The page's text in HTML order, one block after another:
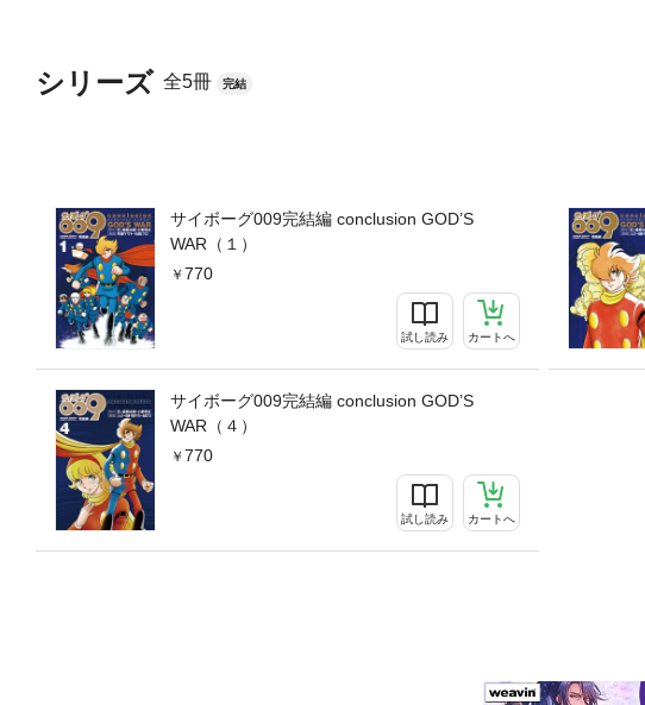
シリーズ 全5冊 完結
サイボーグ009完結編 conclusion GOD’S
WAR（１）
770
試し読み カートへ
サイボーグ009完結編 conclusion GOD’S
WAR（４）
770
試し読み カートへ